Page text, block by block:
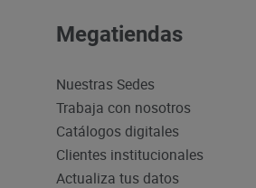
Megatiendas
Nuestras Sedes
Trabaja con nosotros
Catálogos digitales
Clientes institucionales
Actualiza tus datos